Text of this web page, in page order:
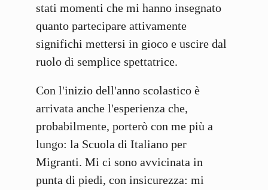
stati momenti che mi hanno insegnato
quanto partecipare attivamente
significhi mettersi in gioco e uscire dal
ruolo di semplice spettatrice.
Con l'inizio dell'anno scolastico è
arrivata anche l'esperienza che,
probabilmente, porterò con me più a
lungo: la Scuola di Italiano per
Migranti. Mi ci sono avvicinata in
punta di piedi, con insicurezza: mi